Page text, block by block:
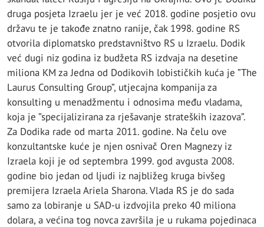
druga posjeta Izraelu jer je već 2018. godine posjetio ovu
državu te je takođe znatno ranije, čak 1998. godine RS
otvorila diplomatsko predstavništvo RS u Izraelu. Dodik
već dugi niz godina iz budžeta RS izdvaja na desetine
miliona KM za Jedna od Dodikovih lobističkih kuća je ”The
Laurus Consulting Group”, utjecajna kompanija za
konsulting u menadžmentu i odnosima među vladama,
koja je ”specijalizirana za rješavanje strateških izazova”.
Za Dodika rade od marta 2011. godine. Na čelu ove
konzultantske kuće je njen osnivač Oren Magnezy iz
Izraela koji je od septembra 1999. god avgusta 2008.
godine bio jedan od ljudi iz najbližeg kruga bivšeg
premijera Izraela Ariela Sharona. Vlada RS je do sada
samo za lobiranje u SAD-u izdvojila preko 40 miliona
dolara, a većina tog novca završila je u rukama pojedinaca